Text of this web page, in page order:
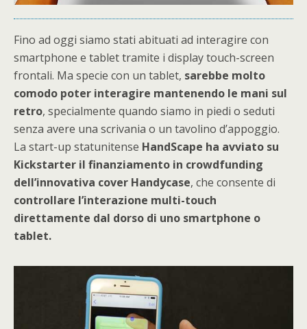
Fino ad oggi siamo stati abituati ad interagire con
smartphone e tablet tramite i display touch-screen
frontali. Ma specie con un tablet, sarebbe molto
comodo poter interagire mantenendo le mani sul
retro, specialmente quando siamo in piedi o seduti
senza avere una scrivania o un tavolino d’appoggio.
La start-up statunitense HandScape ha avviato su
Kickstarter il finanziamento in crowdfunding
dell’innovativa cover Handycase, che consente di
controllare l’interazione multi-touch
direttamente dal dorso di uno smartphone o
tablet.